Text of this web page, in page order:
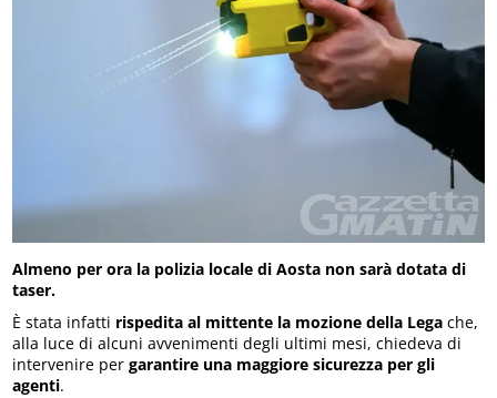
Almeno per ora la polizia locale di Aosta non sarà dotata di
taser.
È stata infatti rispedita al mittente la mozione della Lega che,
alla luce di alcuni avvenimenti degli ultimi mesi, chiedeva di
intervenire pergarantire una maggiore sicurezza per gli
agenti.